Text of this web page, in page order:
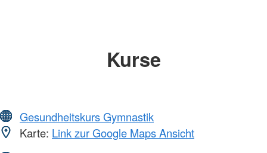
Kurse
Gesundheitskurs Gymnastik
Karte: Link zur Google Maps Ansicht